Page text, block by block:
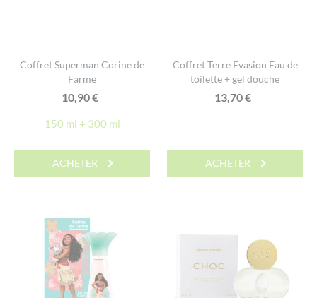
Coffret Superman Corine de
Farme
10,90€
150 ml + 300 ml
ACHETER
Coffret Terre Evasion Eau de
toilette + gel douche
13,70€
ACHETER